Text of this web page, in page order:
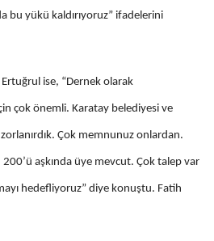
bu yükü kaldırıyoruz” ifadelerini
ise, “Dernek olarak
için çok önemli. Karatay belediyesi ve
Çok memnunuz onlardan.
aşkında üye mevcut. Çok talep var
hedefliyoruz” diye konuştu. Fatih